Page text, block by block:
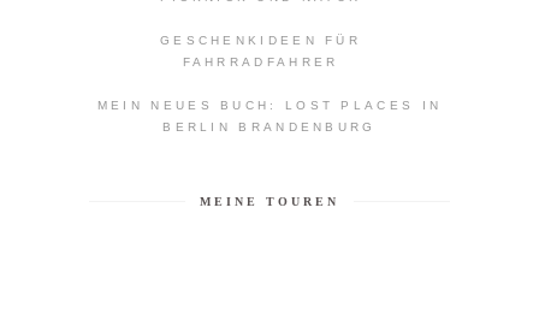
GESCHENKIDEEN FÜR
FAHRRADFAHRER
MEIN NEUES BUCH: LOST PLACES IN
BERLIN BRANDENBURG
MEINE TOUREN